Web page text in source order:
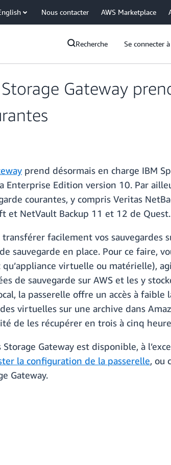
Nous contacter AWS Marketplace
Recherche Se connecter
Gateway
prend désormais en charge IBM
Enterprise Edition version 10. Par
courantes, y compris Veritas
et NetVault Backup 11 et 12 de Quest.
facilement vos sauvegardes
sauvegarde en place. Pour ce faire,
virtuelle ou matérielle),
de sauvegarde sur AWS et les y
la passerelle offre un accès à faible
virtuelles sur une archive dans
de les récupérer en trois à cinq
Gateway est disponible, à
la configuration de la passerelle, ou
Gateway.